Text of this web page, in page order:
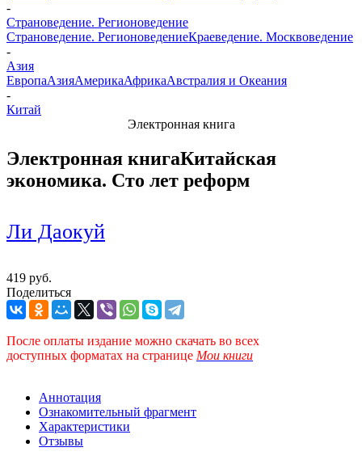
-
Страноведение. Регионоведение
Страноведение. РегионоведениеКраеведение. Москвоведение
-
Азия
ЕвропаАзияАмерикаАфрикаАвстралия и Океания
-
Китай
Электронная книга
Электронная книгаКитайская
экономика. Сто лет реформ
Ли Даокуй
419 руб.
Поделиться
После оплаты издание можно скачать во всех
доступных форматах на странице Мои книги
Аннотация
Ознакомительный фрагмент
Характеристики
Отзывы